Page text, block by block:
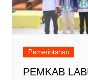
Pemerintahan
PEMKAB